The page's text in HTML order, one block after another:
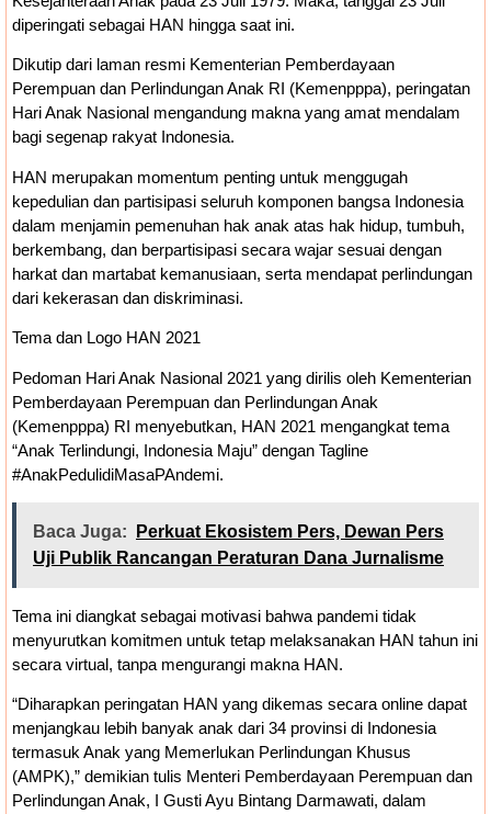
diperingati sebagai HAN hingga saat ini.
Dikutip dari laman resmi Kementerian Pemberdayaan
Perempuan dan Perlindungan Anak RI (Kemenpppa), peringatan
Hari Anak Nasional mengandung makna yang amat mendalam
bagi segenap rakyat Indonesia.
HAN merupakan momentum penting untuk menggugah
kepedulian dan partisipasi seluruh komponen bangsa Indonesia
dalam menjamin pemenuhan hak anak atas hak hidup, tumbuh,
berkembang, dan berpartisipasi secara wajar sesuai dengan
harkat dan martabat kemanusiaan, serta mendapat perlindungan
dari kekerasan dan diskriminasi.
Tema dan Logo HAN 2021
Pedoman Hari Anak Nasional 2021 yang dirilis oleh Kementerian
Pemberdayaan Perempuan dan Perlindungan Anak
(Kemenpppa) RI menyebutkan, HAN 2021 mengangkat tema
“Anak Terlindungi, Indonesia Maju” dengan Tagline
#AnakPedulidiMasaPAndemi.
Baca Juga:
​Perkuat Ekosistem Pers, Dewan Pers
Uji Publik Rancangan Peraturan Dana Jurnalisme
Tema ini diangkat sebagai motivasi bahwa pandemi tidak
menyurutkan komitmen untuk tetap melaksanakan HAN tahun ini
secara virtual, tanpa mengurangi makna HAN.
“Diharapkan peringatan HAN yang dikemas secara online dapat
menjangkau lebih banyak anak dari 34 provinsi di Indonesia
termasuk Anak yang Memerlukan Perlindungan Khusus
(AMPK),” demikian tulis Menteri Pemberdayaan Perempuan dan
Perlindungan Anak, I Gusti Ayu Bintang Darmawati, dalam